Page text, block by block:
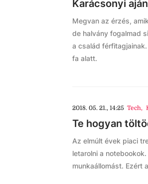
Karácsonyi
Megvan az érzés,
de halvány fogalmad
a család
fa alatt.
2018. 05. 21., 14:25 Tech,
Te hogyan
Az elmúlt évek piaci
letarolni a
munkaállomást. Ezért